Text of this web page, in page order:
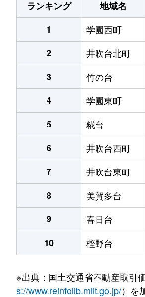
ランキング
地域名
1
学園西町
2
井吹台北町
3
竹の台
4
学園東町
5
糀台
6
井吹台西町
7
井吹台東町
8
美賀多台
9
春日台
10
樫野台
※出典：国土交通省不動産取引
s://www.reinfolib.mlit.go.jp/）を